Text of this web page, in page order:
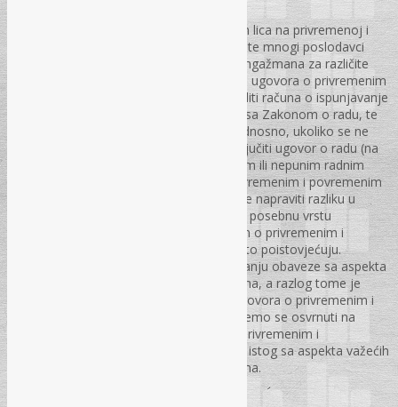
Potreba za angažovanjem radnika i drugih lica na privremenoj i
povremenoj osnovi vrlo je česta u praksi, te mnogi poslodavci
posežu za ovakvom vrstom ugovornog angažmana za različite
vrste poslova. Međutim, kod zaključivanja ugovora o privremenim
i povremenim poslovima, potrebno je voditi računa o ispunjavanje
određenih formalnih preduslova u skladu sa Zakonom o radu, te
samo ukoliko su isti zaista zadovoljeni, odnosno, ukoliko se ne
radi o poslovima za koje je potrebno zaključiti ugovor o radu (na
neodređeno ili određeno vrijeme, sa punim ili nepunim radnim
vremenom), angažman po ugovoru o privremenim i povremenim
poslovima dolazi u obzir. Također, bitno je napraviti razliku u
odnosu na ugovor o djelu koji predstavlja posebnu vrstu
angažmana koja nema veze sa ugovorom o privremenim i
povremenim poslovima, a u praksi se često poistovjećuju.
Dodatno, treba biti oprezan kada su u pitanju obaveze sa aspekta
propisa o porezu na dohodak i doprinosima, a razlog tome je
česta zloupotreba i pogrešna primjene ugovora o privremenim i
povremenim poslovima. U ovom tekstu ćemo se osvrnuti na
pravni osnov za zaključivanje ugovora o privremenim i
povremenim poslovima, kao i na tretman istog sa aspekta važećih
propisa o porezu na dohodak i doprinosima.